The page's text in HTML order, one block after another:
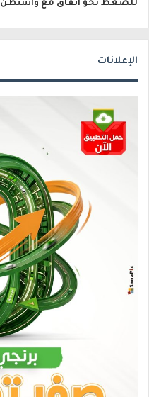
للضغط نحو اتفاق مع واشنطن
الإعلانات